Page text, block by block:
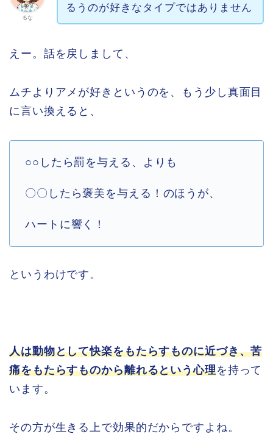
るな
るうのが好きなタイプではありません
えー。話を戻しまして、
ムチよりアメが好きというのを、もう少し真面目
に言い換えると、
○○したら罰を与える、よりも
〇〇したら褒美を与える！のほうが、
ハートに響く！
というわけです。
人は動物として快楽をもたらすものに近づき、苦
痛をもたらすものから離れるという心理を持って
います。
その方が生きる上で効果的だからですよね。